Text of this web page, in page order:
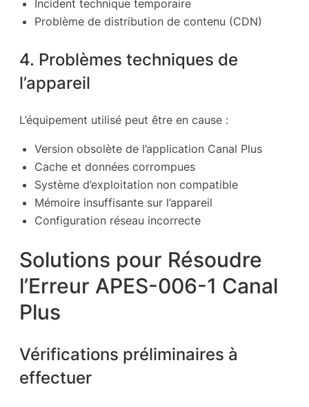
Incident technique temporaire
Problème de distribution de contenu (CDN)
4. Problèmes techniques de
l’appareil
L’équipement utilisé peut être en cause :
Version obsolète de l’application Canal Plus
Cache et données corrompues
Système d’exploitation non compatible
Mémoire insuffisante sur l’appareil
Configuration réseau incorrecte
Solutions pour Résoudre
l’Erreur APES-006-1 Canal
Plus
Vérifications préliminaires à
effectuer